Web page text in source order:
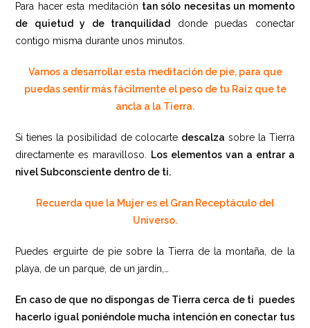
Para hacer esta meditación tan sólo necesitas un momento
de quietud y de tranquilidad
donde puedas conectar
contigo misma durante unos minutos.
Vamos a desarrollar esta meditación de pie, para que
puedas sentir más fácilmente el peso de tu Raíz que te
ancla a la Tierra.
Si tienes la posibilidad de colocarte descalza sobre la Tierra
directamente es maravilloso.
Los elementos van a entrar a
nivel Subconsciente dentro de ti.
Recuerda que la Mujer es el Gran Receptáculo del
Universo.
Puedes erguirte de pie sobre la Tierra de la montaña, de la
playa, de un parque, de un jardín,…
En caso de que no dispongas de Tierra cerca de ti puedes
hacerlo igual poniéndole mucha intención en conectar tus